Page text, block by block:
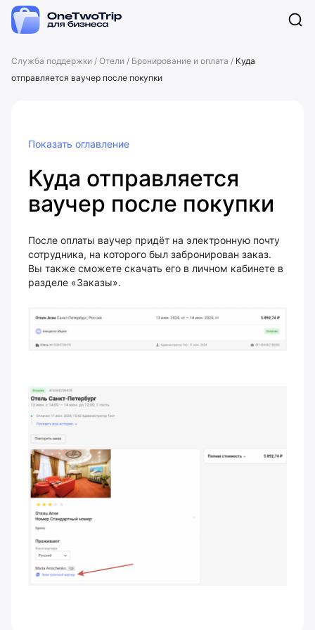
Служба поддержки / Отели / Бронирование и оплата / Куда
отправляется ваучер после покупки
Показать оглавление
Куда отправляется
ваучер после покупки
После оплаты ваучер придёт на электронную почту
сотрудника, на которого был забронирован заказ.
Вы также сможете скачать его в личном кабинете в
разделе «Заказы».